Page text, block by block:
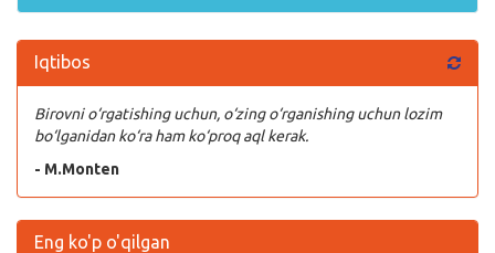
Iqtibos
Birovni o‘rgatishing uchun, o‘zing o‘rganishing uchun lozim
bo‘lganidan ko‘ra ham ko‘proq aql kerak.
- M.Monten
Eng ko'p o'qilgan